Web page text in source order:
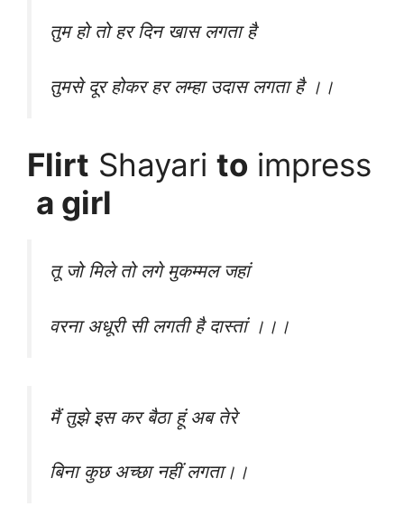
तुम हो तो हर दिन खास लगता है
तुमसे दूर होकर हर लम्हा उदास लगता है ।।
Flirt Shayari to impress
a girl
तू जो मिले तो लगे मुकम्मल जहां
वरना अधूरी सी लगती है दास्तां ।।।
मैं तुझे इस कर बैठा हूं अब तेरे
बिना कुछ अच्छा नहीं लगता।।